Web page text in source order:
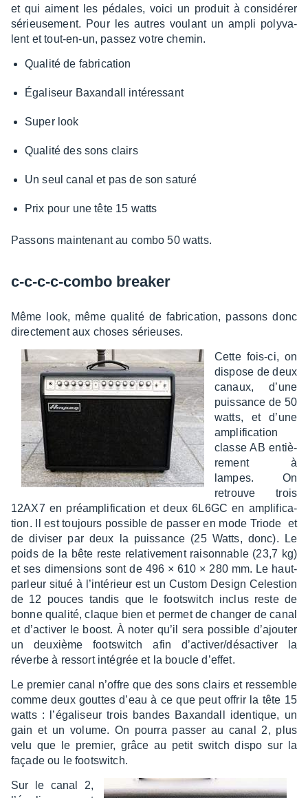
et qui aiment les pédales, voici un produit à consi­dé­rer
sérieu­se­ment. Pour les autres voulant un ampli poly­va­
lent et tout-en-un, passez votre chemin.
Qualité de fabri­ca­tion
Égali­seur Baxan­dall inté­res­sant
Super look
Qualité des sons clairs
Un seul canal et pas de son saturé
Prix pour une tête 15 watts
Passons main­te­nant au combo 50 watts.
c-c-c-c-combo brea­ker
Même look, même qualité de fabri­ca­tion, passons donc
direc­te­ment aux choses sérieuses.
Cette fois-ci, on
dispose de deux
canaux, d’une
puis­sance de 50
watts, et d’une
ampli­fi­ca­tion
classe AB entiè­
re­ment à
lampes. On
retrouve trois
12AX7 en préam­pli­fi­ca­tion et deux 6L6GC en ampli­fi­ca­
tion. Il est toujours possible de passer en mode Triode et
de divi­ser par deux la puis­sance (25 Watts, donc). Le
poids de la bête reste rela­ti­ve­ment raison­nable (23,7 kg)
et ses dimen­sions sont de 496 × 610 × 280 mm. Le haut-
parleur situé à l’in­té­rieur est un Custom Design Celes­tion
de 12 pouces tandis que le foots­witch inclus reste de
bonne qualité, claque bien et permet de chan­ger de canal
et d’ac­ti­ver le boost. À noter qu’il sera possible d’ajou­ter
un deuxième foots­witch afin d’ac­ti­ver/désac­ti­ver la
réverbe à ressort inté­grée et la boucle d’ef­fet.
Le premier canal n’offre que des sons clairs et ressemble
comme deux gouttes d’eau à ce que peut offrir la tête 15
watts : l’éga­li­seur trois bandes Baxan­dall iden­tique, un
gain et un volume. On pourra passer au canal 2, plus
velu que le premier, grâce au petit switch dispo sur la
façade ou le foots­witch.
Sur le canal 2,